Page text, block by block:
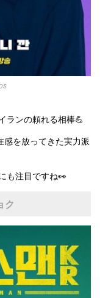
ランの頼れる相棒💪
感を放ってきた実力派
も注目ですね👀
ク